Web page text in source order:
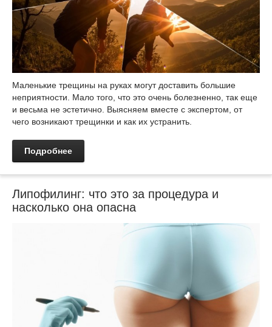
Маленькие трещины на руках могут доставить большие
неприятности. Мало того, что это очень болезненно, так еще
и весьма не эстетично. Выясняем вместе с экспертом, от
чего возникают трещинки и как их устранить.
Подробнее
Липофилинг: что это за процедура и
насколько она опасна